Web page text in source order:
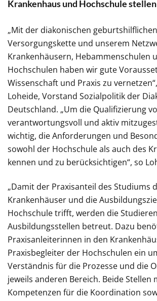
Krankenhaus und Hochschule stellen
„Mit der diakonischen geburtshilflichen
Versorgungskette und unserem
Krankenhäusern, Hebammenschulen
Hochschulen haben wir gute
Wissenschaft und Praxis zu
Loheide, Vorstand Sozialpolitik der
Deutschland. „Um die Qualifizierung
verantwortungsvoll und aktiv
wichtig, die Anforderungen und
sowohl der Hochschule als auch des
kennen und zu berücksichtigen“, so
„Damit der Praxisanteil des Studiums
Krankenhäuser und die
Hochschule trifft, werden die
Ausbildungsstellen betreut. Dazu
Praxisanleiterinnen in den
Praxisbegleiter der Hochschulen ein
Verständnis für die Prozesse und die
jeweils anderen Bereich. Beide Stellen
Kompetenzen für die Koordination